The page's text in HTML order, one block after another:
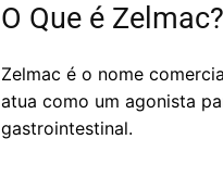
O Que é Zelmac?
Zelmac é o nome
atua como um agonista
gastrointestinal.